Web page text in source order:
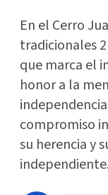
En el Cerro
tradicionales
que marca el
honor a la
compromiso
su herencia y
independiente.